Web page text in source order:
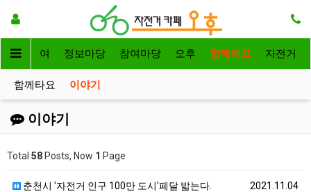
전거대여 정보마당 참여마당 오후 함께해요 자전거
함께타요 이야기
이야기
Total 58 Posts, Now 1 Page
2021.11.04
춘천시 '자전거 인구 100만 도시'페달 밟는다.